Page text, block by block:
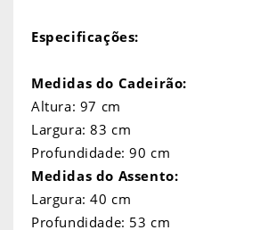
Especificações:
Medidas do Cadeirão:
Altura: 97 cm
Largura: 83 cm
Profundidade: 90 cm
Medidas do Assento:
Largura: 40 cm
Profundidade: 53 cm